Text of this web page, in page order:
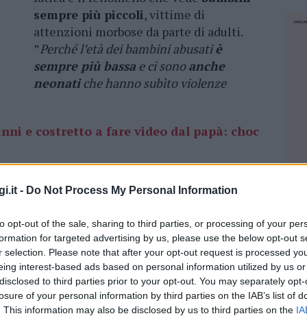
- Do Not Process My Personal Information
opt-out of the sale, sharing to third parties, or processing of your
for targeted advertising by us, please use the below opt-out
selection. Please note that after your opt-out request is processed
interest-based ads based on personal information utilized by us
to third parties prior to your opt-out. You may separately
of your personal information by third parties on the IAB’s list of
This information may also be disclosed by us to third parties on the
sempre più piccoli, vittime di
attenzioni morbose da parte di adulti.
”Perché l’età dei bambini abusatiè
sempre più bassa e ci sonoanche
neonatiche hanno subìto violenze
e costretto a fare video dal papà: choc
da lui attivata venti anni faper
a metabolizzare il dolore degli abusi,
pedofilia, che impediscono alle vittime,
segnalare gli abusi, ostacolando così il loro
del padre per 10 anni in Gallura: la